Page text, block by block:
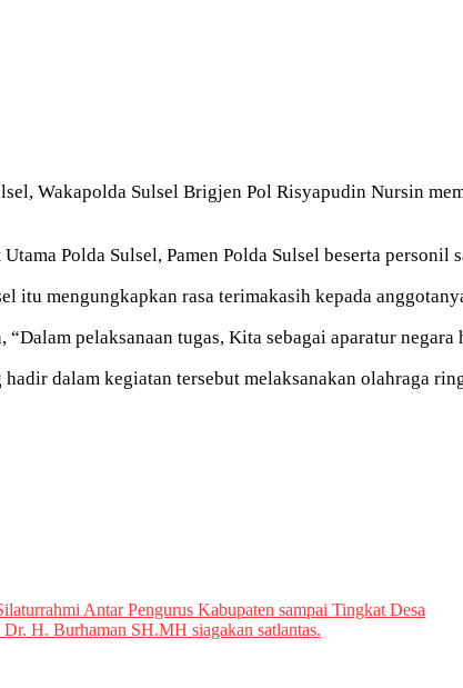
Wakapolda Sulsel Brigjen Pol Risyapudin Nursin
Polda Sulsel, Pamen Polda Sulsel beserta personil
itu mengungkapkan rasa terimakasih kepada
pelaksanaan tugas, Kita sebagai aparatur
dalam kegiatan tersebut melaksanakan olahraga
Antar Pengurus Kabupaten sampai Tingkat Desa
H. Burhaman SH.MH siagakan satlantas.